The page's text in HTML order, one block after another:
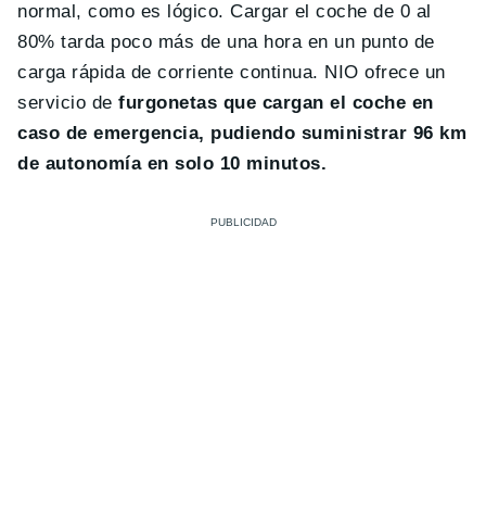
normal, como es lógico. Cargar el coche de 0 al
80% tarda poco más de una hora en un punto de
carga rápida de corriente continua. NIO ofrece un
servicio defurgonetas que cargan el coche en
caso de emergencia, pudiendo suministrar 96 km
de autonomía en solo 10 minutos.